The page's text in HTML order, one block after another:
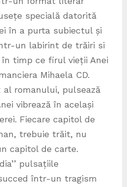
specială datorită
în a purta subiectul și
un labirint de trăiri si
timp ce firul vieții Anei
Mihaela CD.
romanului, pulsează
vibrează în același
Fiecare capitol de
trebuie trăit, nu
capitol de carte.
pulsațiile
într-un tragism